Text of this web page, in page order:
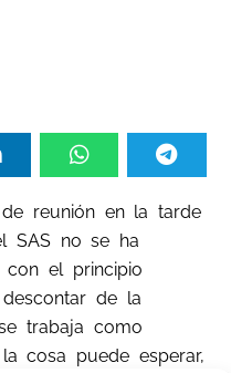
reunión en la tarde
SAS no se ha
con el principio
de la
trabaja como
cosa puede esperar,